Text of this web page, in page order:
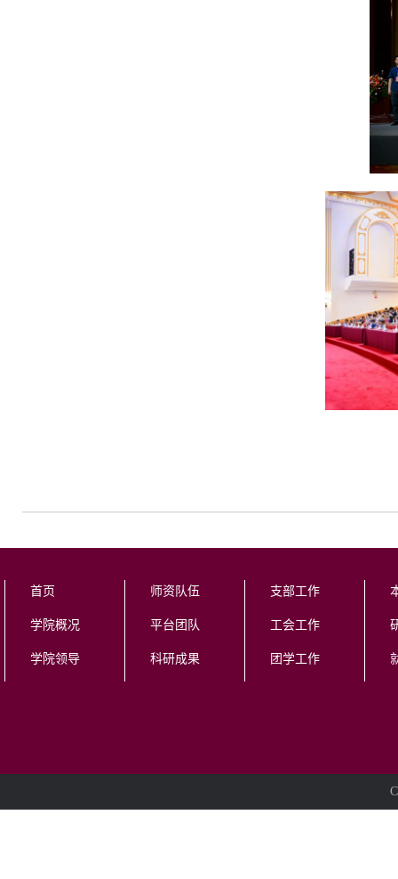
首页
学院概况
学院领导
师资队伍
平台团队
科研成果
支部工作
工会工作
团学工作